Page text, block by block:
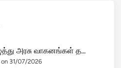
அரசு வாகனங்கள் த...
31/07/2026